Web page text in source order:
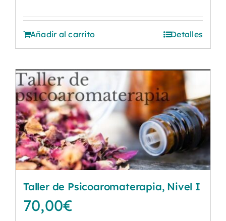
Añadir al carrito Detalles
Taller de Psicoaromaterapia, Nivel I
70,00€